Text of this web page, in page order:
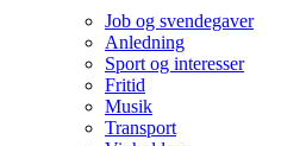
Job og svendegaver
Anledning
Sport og interesser
Fritid
Musik
Transport